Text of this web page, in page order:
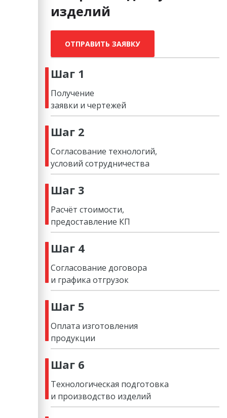
изделий
ОТПРАВИТЬ ЗАЯВКУ
Шаг 1
Получение
заявки и чертежей
Шаг 2
Согласование технологий,
условий сотрудничества
Шаг 3
Расчёт стоимости,
предоставление КП
Шаг 4
Согласование договора
и графика отгрузок
Шаг 5
Оплата изготовления
продукции
Шаг 6
Технологическая подготовка
и производство изделий